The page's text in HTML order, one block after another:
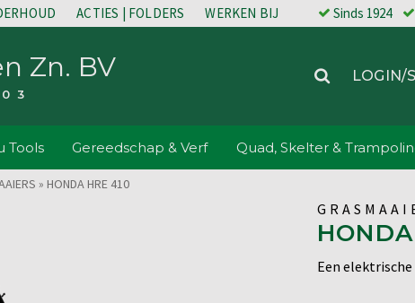
ACTIES | FOLDERS WERKEN BIJ Sinds 1924
Zn. BV LOGIN/
Tools Gereedschap & Verf Quad, Skelter &
» HONDA HRE 410
Een